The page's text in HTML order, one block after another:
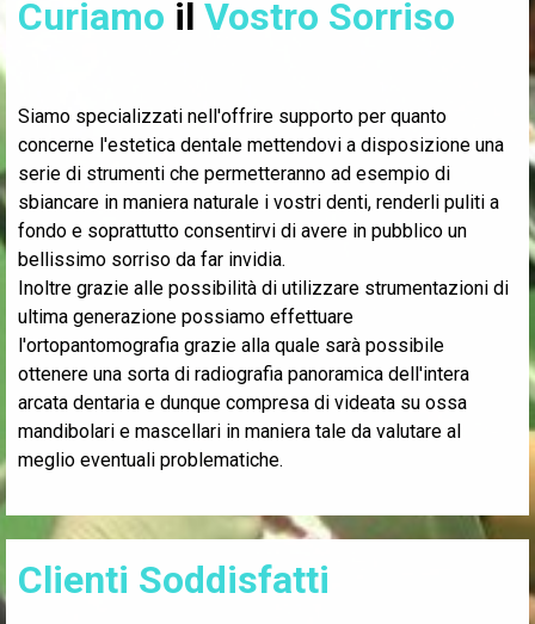
Curiamo il Vostro Sorriso
Siamo specializzati nell'offrire supporto per quanto
concerne l'estetica dentale mettendovi a disposizione una
serie di strumenti che permetteranno ad esempio di
sbiancare in maniera naturale i vostri denti, renderli puliti a
fondo e soprattutto consentirvi di avere in pubblico un
bellissimo sorriso da far invidia.
Inoltre grazie alle possibilità di utilizzare strumentazioni di
ultima generazione possiamo effettuare
l'ortopantomografia grazie alla quale sarà possibile
ottenere una sorta di radiografia panoramica dell'intera
arcata dentaria e dunque compresa di videata su ossa
mandibolari e mascellari in maniera tale da valutare al
meglio eventuali problematiche.
Clienti Soddisfatti